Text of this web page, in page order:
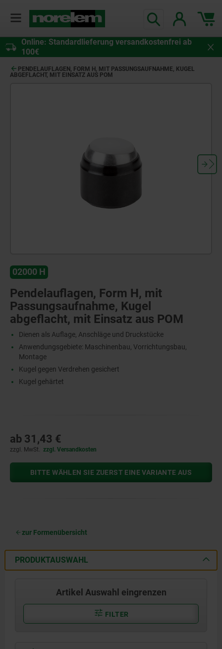
Online: Standardlieferung versandkostenfrei ab
100€
PENDELAUFLAGEN, FORM H, MIT PASSUNGSAUFNAHME, KUGEL
ABGEFLACHT, MIT EINSATZ AUS POM
02000 H
Pendelauflagen, Form H, mit
Passungsaufnahme, Kugel
abgeflacht, mit Einsatz aus POM
Dienen als Auflage, Anschläge und Druckstücke
Anwendungsgebiete: Maschinenbau, Vorrichtungsbau,
Montage
Kugel gegen Verdrehen gesichert
Kugel gehärtet
ab 31,43 €
zzgl. MwSt. zzgl. Versandkosten
BITTE WÄHLEN SIE ZUERST EINE VARIANTE AUS
zur Formenübersicht
PRODUKTAUSWAHL
Artikel Auswahl eingrenzen
FILTER